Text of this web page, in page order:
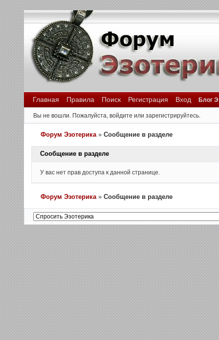
Главная Правила Поиск Регистрация Вход Блог
Вы не вошли. Пожалуйста, войдите или зарегистрируйтесь.
Форум Эзотерика »Сообщение в разделе
Сообщение в разделе
У вас нет прав доступа к данной странице.
Форум Эзотерика »Сообщение в разделе